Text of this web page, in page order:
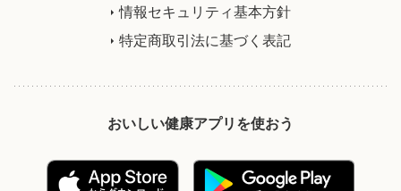
情報セキュリティ基本方針
特定商取引法に基づく表記
おいしい健康アプリを使おう